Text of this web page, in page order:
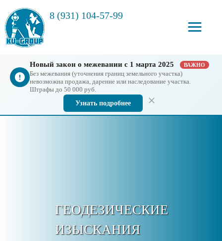
8 (931) 104-57-99
Новый закон о межевании с 1 марта 2025 ВАЖНО
Без межевания (уточнения границ земельного участка)
невозможна продажа, дарение или наследование участка.
Штрафы до 50 000 руб.
Узнать подробнее
ГЕОДЕЗИЧЕСКИЕ
ИЗЫСКАНИЯ